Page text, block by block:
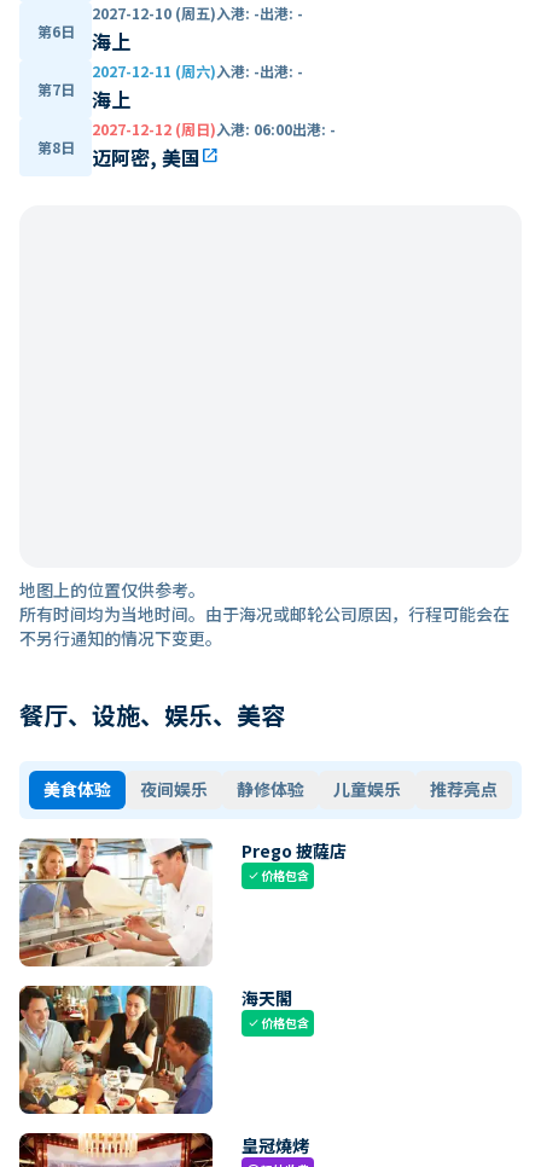
第6日
2027-12-10 (周五)入港: -出港: -
海上
第7日
2027-12-11 (周六)入港: -出港: -
海上
第8日
2027-12-12 (周日)入港: 06:00出港: -
迈阿密, 美国open_in_new
地图上的位置仅供参考。
所有时间均为当地时间。由于海况或邮轮公司原因，行程可能会在
不另行通知的情况下变更。
餐厅、设施、娱乐、美容
美食体验 夜间娱乐 静修体验 儿童娱乐 推荐亮点
Prego 披薩店
check价格包含
海天閣
check价格包含
皇冠燒烤